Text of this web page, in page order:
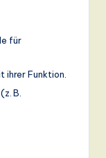
für
ihrer Funktion.
B.